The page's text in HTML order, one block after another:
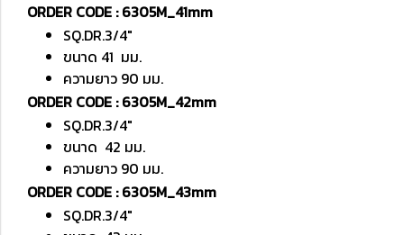
ORDER CODE : 6305M_41mm
SQ.DR.3/4"
ขนาด 41 มม.
ความยาว 90 มม.
ORDER CODE : 6305M_42mm
SQ.DR.3/4"
ขนาด 42 มม.
ความยาว 90 มม.
ORDER CODE : 6305M_43mm
SQ.DR.3/4"